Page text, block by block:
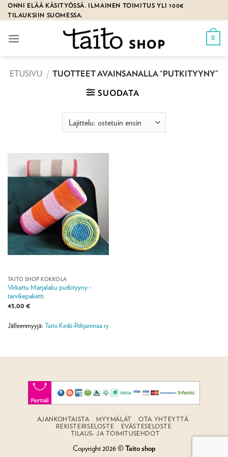
Skip
to
ONNI ELÄÄ KÄSITYÖSSÄ. ILMAINEN TOIMITUS YLI 100€
TILAUKSIIN SUOMESSA.
0
ETUSIVU / TUOTTEET AVAINSANALLA “PUTKITYYNY”
SUODATA
TAITO SHOP KOKKOLA
Virkattu Marjalaku putkityyny -
tarvikepaketti
45,00 €
Jälleenmyyjä: Taito Keski-Pohjanmaa ry
AJANKOHTAISTA MYYMÄLÄT
OTA YHTEYTTÄ
REKISTERISELOSTE
EVÄSTESELOSTE
TILAUS- JA TOIMITUSEHDOT
Copyright 2026 ©Taito shop